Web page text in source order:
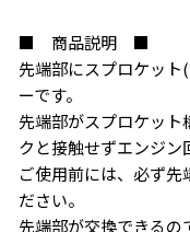
■ 商品説明 ■
先端部にスプロケッ
ーです。
先端部がスプロケッ
クと接触せずエンジン
ご使用前には、必ず先
ださい。
先端部が交換できるの